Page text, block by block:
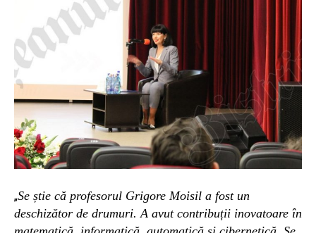
„Se știe că profesorul Grigore Moisil a fost un
deschizător de drumuri. A avut contribuții inovatoare în